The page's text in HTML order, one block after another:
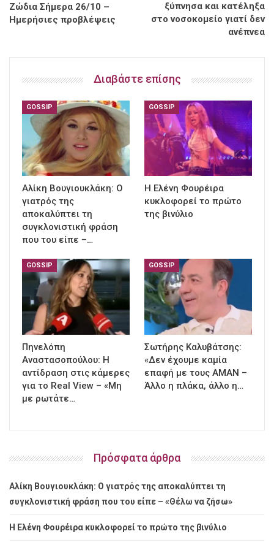
Ζώδια Σήμερα 26/10 –
Ημερήσιες προβλέψεις
ξύπνησα και κατέληξα
στο νοσοκομείο γιατί δεν
ανέπνεα
Διαβάστε επίσης
GOSSIP
Αλίκη Βουγιουκλάκη: Ο
γιατρός της
αποκαλύπτει τη
συγκλονιστική φράση
που του είπε –…
GOSSIP
Η Ελένη Φουρέιρα
κυκλοφορεί το πρώτο
της βινύλιο
GOSSIP
Πηνελόπη
Αναστασοπούλου: Η
αντίδραση στις κάμερες
για το Real View – «Μη
με ρωτάτε…
GOSSIP
Σωτήρης Καλυβάτσης:
«Δεν έχουμε καμία
επαφή με τους ΑΜΑΝ –
Άλλο η πλάκα, άλλο η…
Πρόσφατα άρθρα
Αλίκη Βουγιουκλάκη: Ο γιατρός της αποκαλύπτει τη
συγκλονιστική φράση που του είπε – «Θέλω να ζήσω»
Η Ελένη Φουρέιρα κυκλοφορεί το πρώτο της βινύλιο